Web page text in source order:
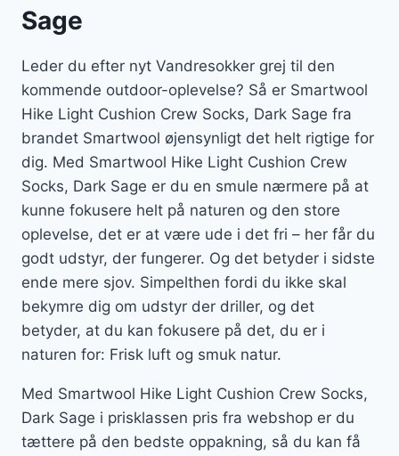
Sage
Leder du efter nyt Vandresokker grej til den
kommende outdoor-oplevelse? Så er Smartwool
Hike Light Cushion Crew Socks, Dark Sage fra
brandet Smartwool øjensynligt det helt rigtige for
dig. Med Smartwool Hike Light Cushion Crew
Socks, Dark Sage er du en smule nærmere på at
kunne fokusere helt på naturen og den store
oplevelse, det er at være ude i det fri – her får du
godt udstyr, der fungerer. Og det betyder i sidste
ende mere sjov. Simpelthen fordi du ikke skal
bekymre dig om udstyr der driller, og det
betyder, at du kan fokusere på det, du er i
naturen for: Frisk luft og smuk natur.
Med Smartwool Hike Light Cushion Crew Socks,
Dark Sage i prisklassen pris fra webshop er du
tættere på den bedste oppakning, så du kan få